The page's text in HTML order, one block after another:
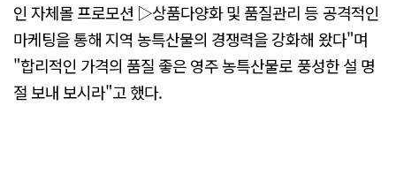
인 자체몰 프로모션 ▷상품다양화 및 품질관리 등 공격적인
마케팅을 통해 지역 농특산물의 경쟁력을 강화해 왔다"며
"합리적인 가격의 품질 좋은 영주 농특산물로 풍성한 설 명
절 보내 보시라"고 했다.